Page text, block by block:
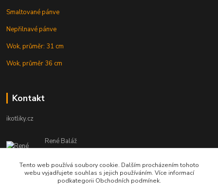
Smaltované pánve
Nepřilnavé pánve
Wok, průměr: 31 cm
Wok, průměr 36 cm
Kontakt
ikotliky.cz
René Baláž
Eshop: +421 902 212 007
od 8:00 - do 16:00 hod
info@ikotliky.cz
Tento web používá soubory cookie. Dalším procházením tohoto
webu vyjadřujete souhlas s jejich používáním. Více informací
podkategorii Obchodních podmínek.